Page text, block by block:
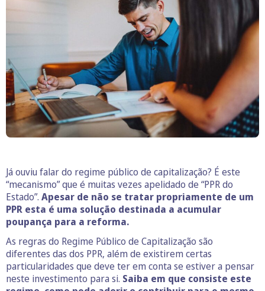
Já ouviu falar do regime público de capitalização? É este
“mecanismo” que é muitas vezes apelidado de “PPR do
Estado”. Apesar de não se tratar propriamente de um
PPR esta é uma solução destinada a acumular
poupança para a reforma.
As regras do Regime Público de Capitalização são
diferentes das dos PPR, além de existirem certas
particularidades que deve ter em conta se estiver a pensar
neste investimento para si. Saiba em que consiste este